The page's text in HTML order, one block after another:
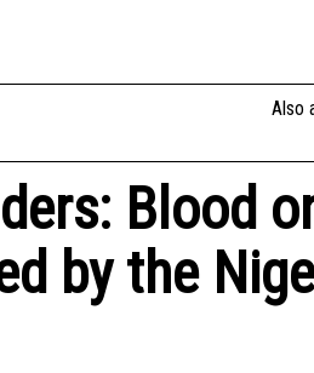
Also
Blood
by the